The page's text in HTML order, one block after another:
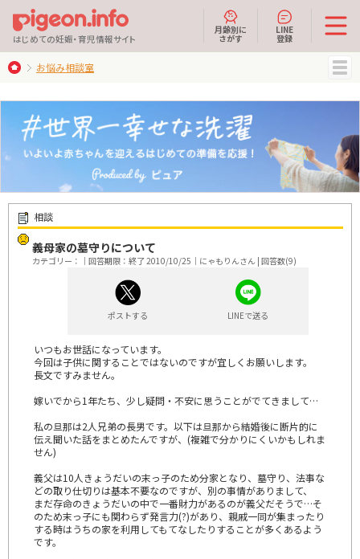
はじめての妊娠・育児情報サイト
月齢別に
さがす
LINE
登録
お悩み相談室
相談
義母家の墓守りについて
カテゴリー：｜回答期限：終了 2010/10/25｜にゃもりんさん | 回答数(9)
ポストする LINEで送る
いつもお世話になっています。
今回は子供に関することではないのですが宜しくお願いします。
長文ですみません。
嫁いでから1年たち、少し疑問・不安に思うことがでてきまして…
私の旦那は2人兄弟の長男です。以下は旦那から結婚後に断片的に
伝え聞いた話をまとめたんですが、(複雑で分かりにくいかもしれま
せん)
義父は10人きょうだいの末っ子のため分家となり、墓守り、法事な
どの取り仕切りは基本不要なのですが、別の事情がありまして、
まだ存命のきょうだいの中で一番財力があるのが義父だそうで…そ
のため末っ子にも関わらず発言力(?)があり、親戚一同が集まったり
する時はうちの家を利用してもてなしたりすることが多くあるよう
です。